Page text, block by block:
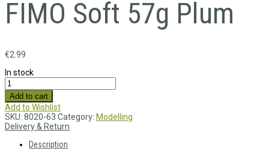
FIMO Soft 57g Plum
€2.99
In stock
Add to cart
Add to Wishlist
SKU: 8020-63 Category: Modelling
Delivery & Return
Description